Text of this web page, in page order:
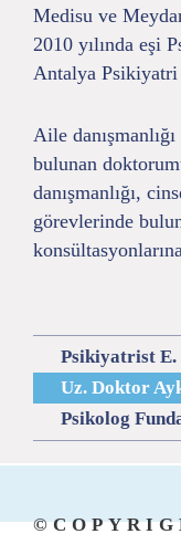
Medisu ve
2010 yılında eşi
Antalya
Aile
bulunan
danışmanlığı,
görevlerinde
Psikiyatrist
Uz. Doktor
Psikolog